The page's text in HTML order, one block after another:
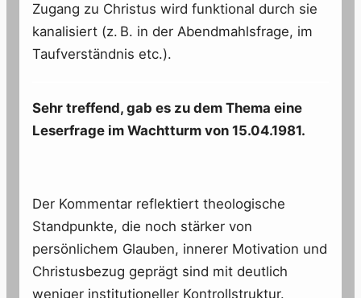
Zugang zu Christus wird funktional durch sie
kanalisiert (z. B. in der Abendmahlsfrage, im
Taufverständnis etc.).
Sehr treffend, gab es zu dem Thema eine
Leserfrage im Wachtturm von 15.04.1981.
Der Kommentar reflektiert theologische
Standpunkte, die noch stärker von
persönlichem Glauben, innerer Motivation und
Christusbezug geprägt sind mit deutlich
weniger institutioneller Kontrollstruktur.